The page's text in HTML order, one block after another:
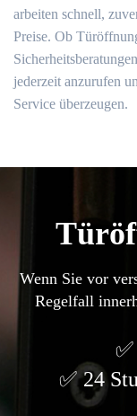
arbeiten schnell,
Preise. Ob
jederzeit anzurufen
Service überzeugen.
Wenn Sie vor
Regelfall
24